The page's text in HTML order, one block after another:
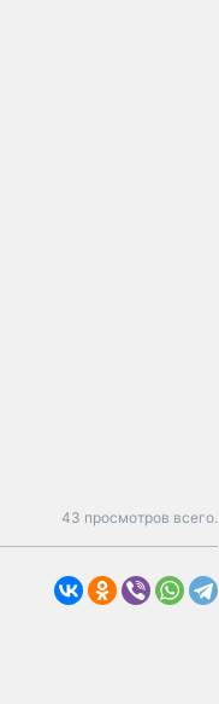
43 просмотров всего.